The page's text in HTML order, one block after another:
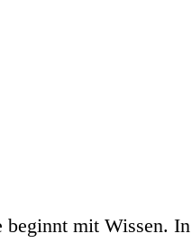
beginnt mit Wissen. In